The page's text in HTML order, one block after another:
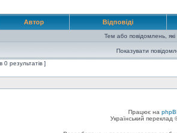
Автор Відповіді
Тем або повідомлень,
Показувати
результатів ]
Працює на
Український